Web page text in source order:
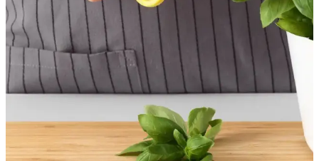
Genel Markalar küçük makas ve IKEA KVALIFICERA mutfak
makası arasındaki farkları öğrenerek ihtiyaçlarınıza uygun olanı
seçin, dayanıklılık ve kullanım kolaylığı hakkında bilgi edinin.
IKEA Sarı 16 Cm Mutfak Makası: Dayanıklı ve
Kullanışlı Mutfak Gereci Seçeneği
IKEA'nın 16 cm paslanmaz çelik mutfak makası, dayanıklı ve
ergonomik tasarımıyla mutfakta kesim işlemlerini kolaylaştırır.
Renkli ve kullanışlı bu araç, sağ ve solak kullanıcılar için ideal bir
seçimdir.